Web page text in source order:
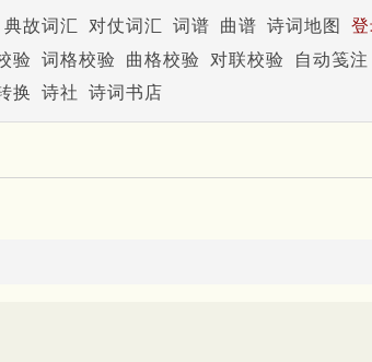
典故词汇 对仗词汇 词谱 曲谱 诗词地图
验 词格校验 曲格校验 对联校验
自动笺注
换 诗社 诗词书店